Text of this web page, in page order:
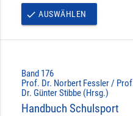
done AUSWÄHLEN
Band 176
Prof. Dr. Norbert Fessler /
Dr. Günter Stibbe (Hrsg.)
Handbuch Schulsport